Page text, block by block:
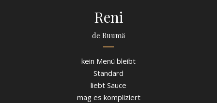
Reni
de Buumä
kein Menü bleibt
Standard
liebt Sauce
mag es kompliziert